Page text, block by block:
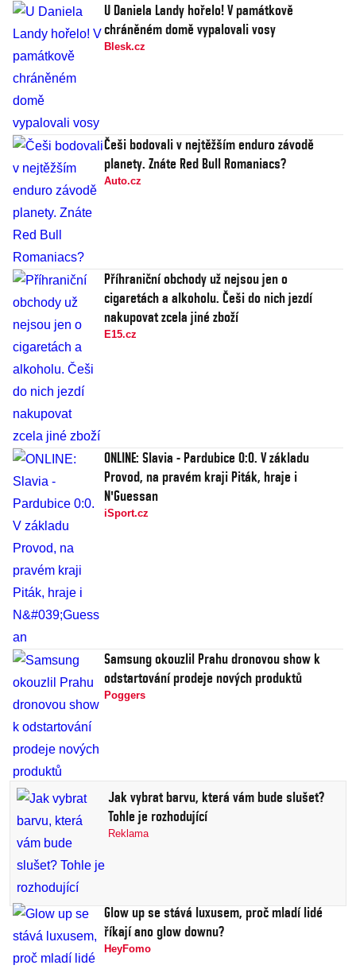
U Daniela Landy hořelo! V památkově
chráněném domě vypalovali vosy
Blesk.cz
Češi bodovali v nejtěžším enduro závodě
planety. Znáte Red Bull Romaniacs?
Auto.cz
Příhraniční obchody už nejsou jen o
cigaretách a alkoholu. Češi do nich jezdí
nakupovat zcela jiné zboží
E15.cz
ONLINE: Slavia - Pardubice 0:0. V základu
Provod, na pravém kraji Piták, hraje i
N'Guessan
iSport.cz
Samsung okouzlil Prahu dronovou show k
odstartování prodeje nových produktů
Poggers
Jak vybrat barvu, která vám bude slušet?
Tohle je rozhodující
Reklama
Glow up se stává luxusem, proč mladí lidé
říkají ano glow downu?
HeyFomo